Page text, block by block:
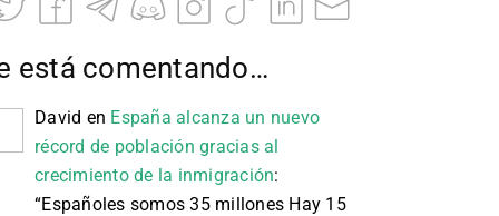
está comentando…
David en España alcanza un nuevo
récord de población gracias al
crecimiento de la inmigración:
“Españoles somos 35 millones Hay 15